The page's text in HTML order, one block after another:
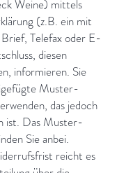
Weine) mittels
(z.B. ein mit
Telefax oder E-
diesen
informieren. Sie
Muster-
das jedoch
ist. Das Muster-
Sie anbei.
reicht es